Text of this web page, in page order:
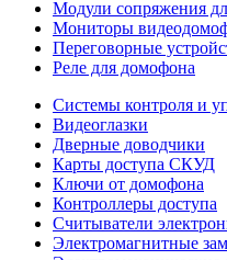
Модули сопряжения
Мониторы
Переговорные
Реле для домофона
Системы контроля и
Видеоглазки
Дверные доводчики
Карты доступа СКУД
Ключи от домофона
Контроллеры доступа
Считыватели
Электромагнитные